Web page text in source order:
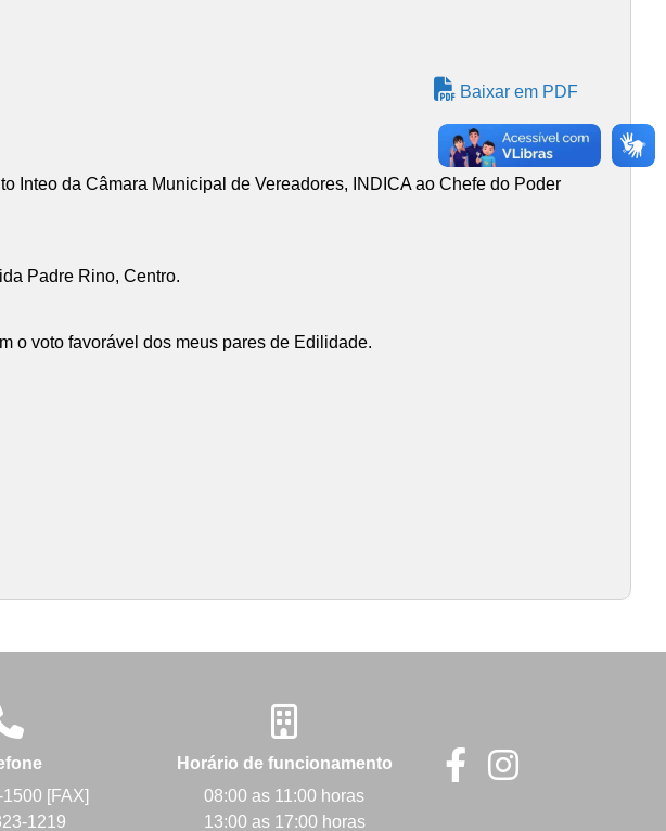
Baixar em PDF
Inteo da Câmara Municipal de Vereadores, INDICA ao Chefe do Poder
Padre Rino, Centro.
o voto favorável dos meus pares de Edilidade.
[FAX]
1219
Horário de funcionamento
08:00 as 11:00 horas
13:00 as 17:00 horas